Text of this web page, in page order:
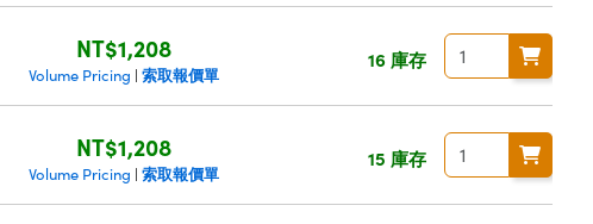
NT$1,208
Volume Pricing | 索取報價單
16 庫存
NT$1,208
Volume Pricing | 索取報價單
15 庫存